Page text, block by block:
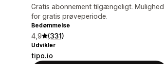
Gratis abonnement tilgængeligt. Mulighed
for gratis prøveperiode.
Bedømmelse
4,9 (331)
Udvikler
tipo.io